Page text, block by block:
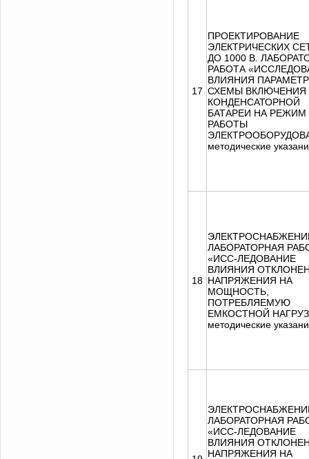
17
ПРОЕКТИРОВАНИЕ
ЭЛЕКТРИЧЕСКИХ
ДО 1000 В.
РАБОТА
ВЛИЯНИЯ
СХЕМЫ ВКЛЮЧЕНИЯ
КОНДЕНСАТОРНОЙ
БАТАРЕИ НА РЕЖИМ
РАБОТЫ
методические
18
ЛАБОРАТОРНАЯ
«ИСС-ЛЕДОВАНИЕ
ВЛИЯНИЯ
НАПРЯЖЕНИЯ НА
МОЩНОСТЬ,
ПОТРЕБЛЯЕМУЮ
ЕМКОСТНОЙ
методические
ЛАБОРАТОРНАЯ
«ИСС-ЛЕДОВАНИЕ
ВЛИЯНИЯ
НАПРЯЖЕНИЯ НА